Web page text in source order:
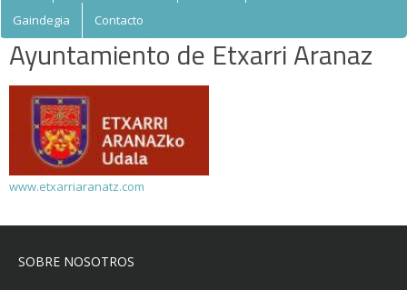
Gaindegia Contacto
Ayuntamiento de Etxarri Aranaz
www.etxarriaranatz.com
SOBRE NOSOTROS